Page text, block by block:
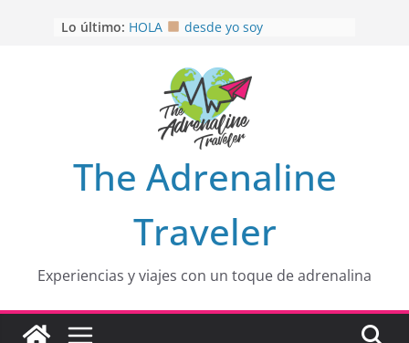
Lo último: MULITO!
Aprovechando que Wen tenía que
EL SENDERO DEL CACAO: Excelente
opción
HOSPEDAJE AL NATURALSHH !!
The Adrenaline
Traveler
Experiencias y viajes con un toque de adrenalina